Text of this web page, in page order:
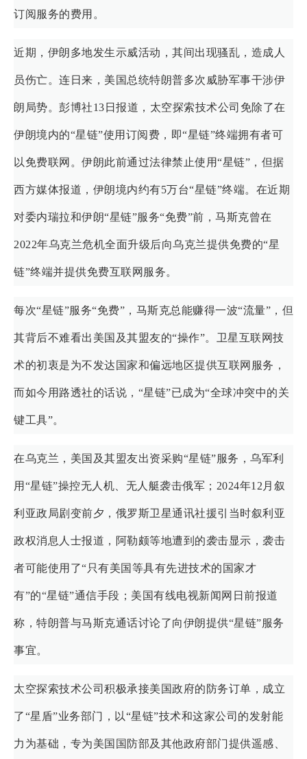
订阅服务的费用。
近期，伊朗多地发生示威活动，其间出现骚乱，造成人
员伤亡。连日来，美国总统特朗普多次威胁军事干涉伊
朗局势。彭博社13日报道，太空探索技术公司免除了在
伊朗境内的“星链”使用订阅费，即“星链”终端拥有者可
以免费联网。伊朗此前通过法律禁止使用“星链”，但据
西方媒体报道，伊朗境内约有5万台“星链”终端。在近期
对委内瑞拉和伊朗“星链”服务“免费”前，马斯克曾在
2022年乌克兰危机全面升级后向乌克兰提供免费的“星
链”终端并提供免费互联网服务。
每次“星链”服务“免费”，马斯克总能赚得一波“流量”，但
其背后不难看出美国及其盟友的“操作”。卫星互联网技
术的初衷是为不发达国家和偏远地区提供互联网服务，
而如今用路透社的话说，“星链”已成为“全球冲突中的关
键工具”。
在乌克兰，美国及其盟友出资采购“星链”服务，乌军利
用“星链”操控无人机、无人艇袭击俄军；2024年12月叙
利亚政局剧变前夕，俄罗斯卫星通讯社援引当时叙利亚
政权消息人士报道，阿勒颇等地遭到的袭击显示，袭击
者可能使用了“只有美国等具有先进技术的国家才
有”的“星链”通信手段；美国有线电视新闻网日前报道
称，特朗普与马斯克通话讨论了向伊朗提供“星链”服务
事宜。
太空探索技术公司积极承接美国政府的防务订单，成立
了“星盾”业务部门，以“星链”技术和这家公司的发射能
力为基础，专为美国国防部及其他政府部门提供遥感、